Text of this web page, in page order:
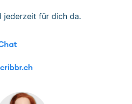
jederzeit für dich da.